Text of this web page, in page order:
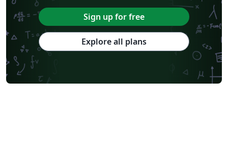
Sign up for free
Explore all plans